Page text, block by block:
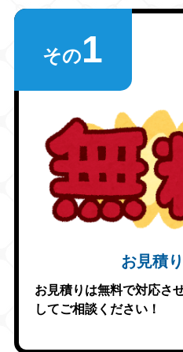
その1
お見積
お見積りは無料で対応さ
してご相談ください！